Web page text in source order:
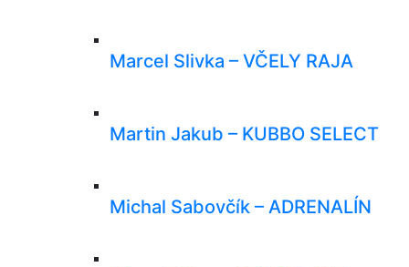
Marcel Slivka – VČELY RAJA
Martin Jakub – KUBBO SELECT
Michal Sabovčík – ADRENALÍN